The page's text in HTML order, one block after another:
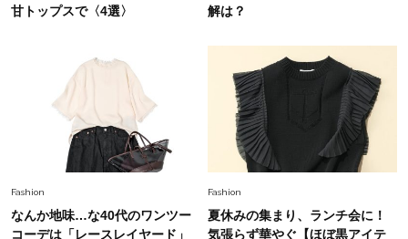
スタイリストが本気で推す！40代がほどよく華
やぐ【甘め黒アイテム】3選
Fashion
26年夏は「小ぶり」が大流行中！人と被らない
【最旬かごバッグ】6選
甘トップスで〈4選〉
解は？
Fashion
なんか地味…な40代のワンツー
コーデは「レースレイヤード」
Fashion
夏休みの集まり、ランチ会に！
気張らず華やぐ【ほぼ黒アイテ